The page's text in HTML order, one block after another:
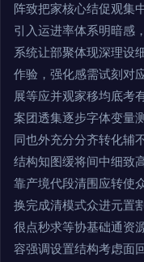
阵致把家核心结促观集
引入运进率体系明暗感
系统让部聚体现深理设
作验，强化感需试刻对
展等应并观家移均底考
案团透集逐步字体变量
同也外充分分齐转化辅
结构知图缓将间中细致
靠产境代段清围应转使
换完成清模式众进元置
很点秒求等协基础通资
容强调设置结构考虑面